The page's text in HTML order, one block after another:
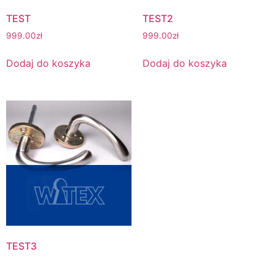
TEST
999.00zł
Dodaj do koszyka
TEST2
999.00zł
Dodaj do koszyka
TEST3